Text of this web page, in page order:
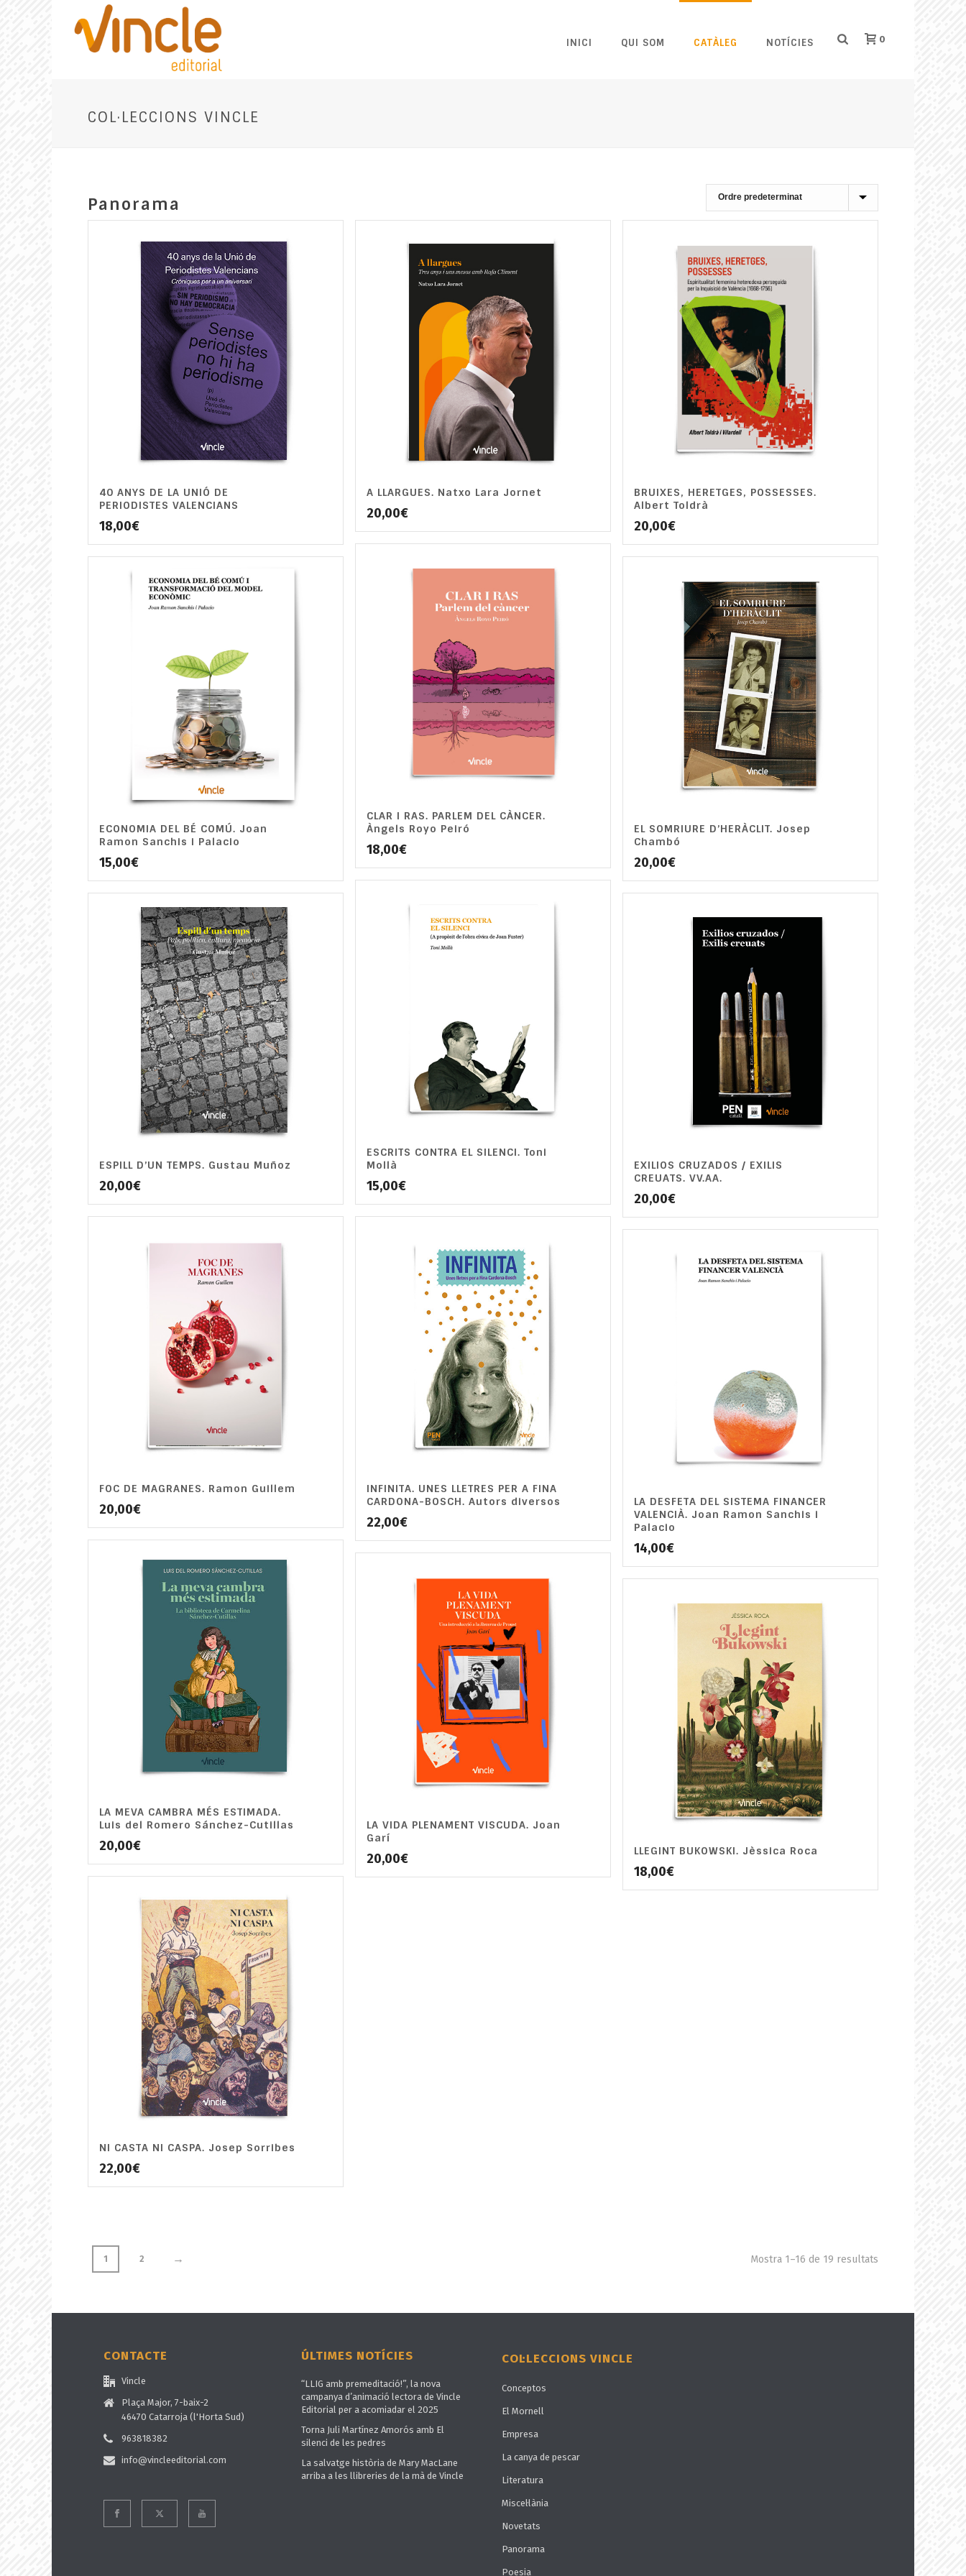
INICI QUI SOM CATÀLEG NOTÍCIES 0
COL·LECCIONS VINCLE
Panorama
40 ANYS DE LA UNIÓ DE
PERIODISTES VALENCIANS
18,00€
A LLARGUES. Natxo Lara Jornet
20,00€
BRUIXES, HERETGES, POSSESSES.
Albert Toldrà
20,00€
CLAR I RAS. PARLEM DEL CÀNCER.
Àngels Royo Peiró
18,00€
ECONOMIA DEL BÉ COMÚ. Joan
Ramon Sanchis i Palacio
15,00€
EL SOMRIURE D’HERÀCLIT. Josep
Chambó
20,00€
ESCRITS CONTRA EL SILENCI. Toni
Mollà
15,00€
ESPILL D’UN TEMPS. Gustau Muñoz
20,00€
EXILIOS CRUZADOS / EXILIS
CREUATS. VV.AA.
20,00€
FOC DE MAGRANES. Ramon Guillem
20,00€
INFINITA. UNES LLETRES PER A FINA
CARDONA-BOSCH. Autors diversos
22,00€
LA DESFETA DEL SISTEMA FINANCER
VALENCIÀ. Joan Ramon Sanchis i
Palacio
14,00€
LA MEVA CAMBRA MÉS ESTIMADA.
Luis del Romero Sánchez-Cutillas
20,00€
LA VIDA PLENAMENT VISCUDA. Joan
Garí
20,00€ LLEGINT BUKOWSKI. Jèssica Roca
18,00€
NI CASTA NI CASPA. Josep Sorribes
22,00€
1 2 → Mostra 1–16 de 19 resultats
CONTACTE
Vincle
Plaça Major, 7-baix-2
46470 Catarroja (l'Horta Sud)
963818382
info@vincleeditorial.com
ÚLTIMES NOTÍCIES
“LLIG amb premeditació!”, la nova
campanya d’animació lectora de Vincle
Editorial per a acomiadar el 2025
Torna Juli Martínez Amorós amb El
silenci de les pedres
La salvatge història de Mary MacLane
arriba a les llibreries de la mà de Vincle
COL·LECCIONS VINCLE
Conceptos
El Mornell
Empresa
La canya de pescar
Literatura
Miscel·lània
Novetats
Panorama
Poesia